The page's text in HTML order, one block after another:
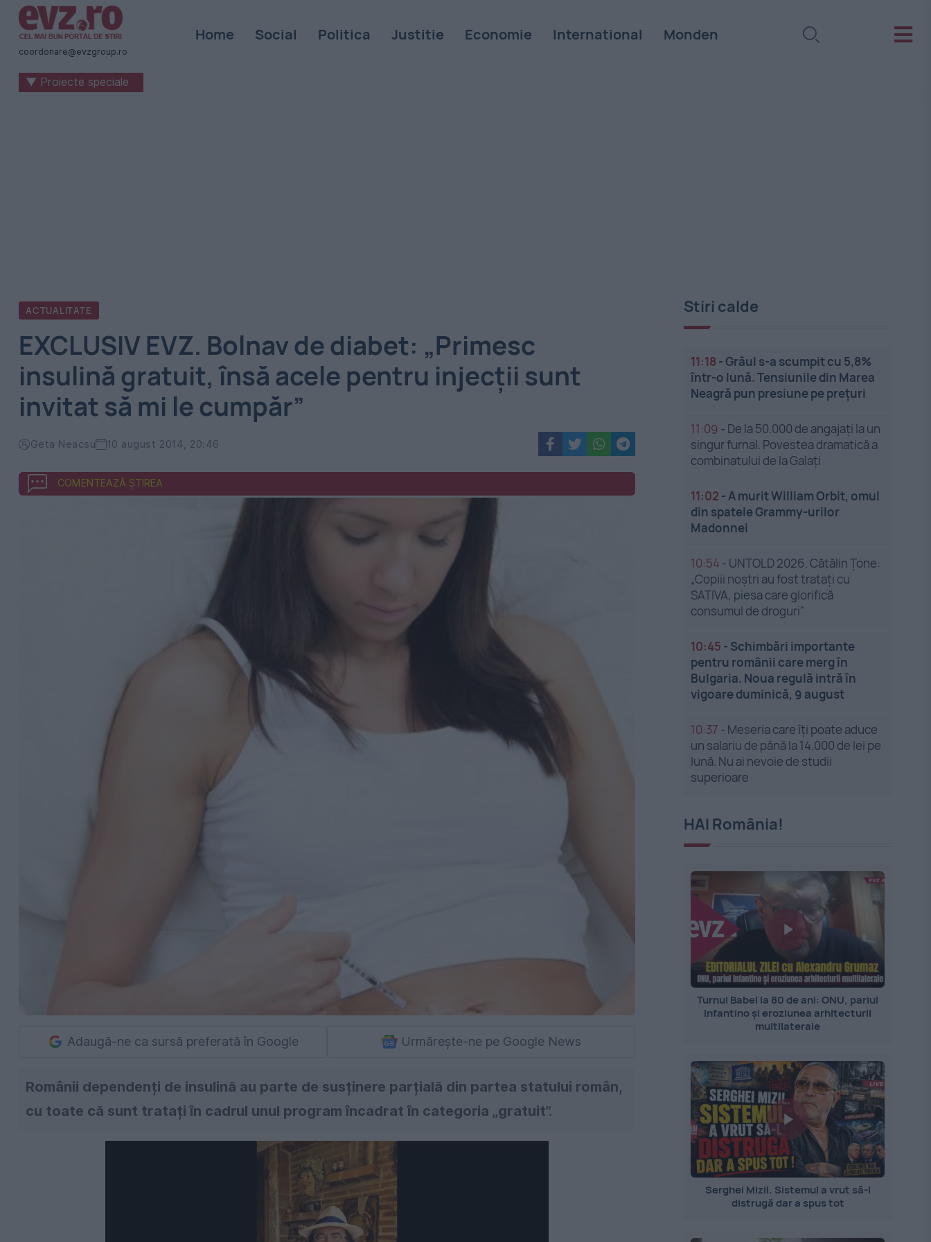
Știri
naționale
internaționale
coordonare@evzgroup.ro
Home Social Politica Justitie Economie International Monden
▼ Proiecte speciale
ACTUALITATE
EXCLUSIV EVZ. Bolnav de diabet: „Primesc
insulină gratuit, însă acele pentru injecții sunt
invitat să mi le cumpăr”
Geta Neacsu 10 august 2014, 20:46
COMENTEAZĂ ȘTIREA
Adaugă-ne ca sursă preferată în Google Urmărește-ne pe Google News
Românii dependenți de insulină au parte de susținere parțială din partea statului român,
cu toate că sunt tratați în cadrul unul program încadrat în categoria „gratuit”.
Stiri calde
11:18 -Grâul s-a scumpit cu 5,8%
într-o lună. Tensiunile din Marea
Neagră pun presiune pe prețuri
11:09 - De la 50.000 de angajați la un
singur furnal. Povestea dramatică a
combinatului de la Galați
11:02 -A murit William Orbit, omul
din spatele Grammy-urilor
Madonnei
10:54 - UNTOLD 2026. Cătălin Țone:
„Copiii noștri au fost tratați cu
SATIVA, piesa care glorifică
consumul de droguri”
10:45 - Schimbări importante
pentru românii care merg în
Bulgaria. Noua regulă intră în
vigoare duminică, 9 august
10:37 - Meseria care îți poate aduce
un salariu de până la 14.000 de lei pe
lună. Nu ai nevoie de studii
superioare
HAI România!
Turnul Babel la 80 de ani: ONU, pariul
Infantino și eroziunea arhitecturii
multilaterale
Serghei Mizil. Sistemul a vrut să-l
distrugă dar a spus tot